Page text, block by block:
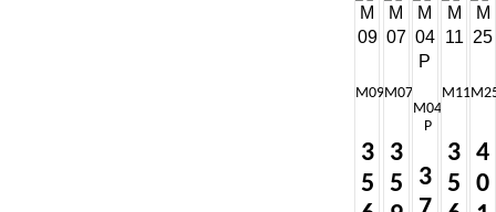
М09
3
5
М07
3
5
М04
Р
3
М11
3
5
4
0